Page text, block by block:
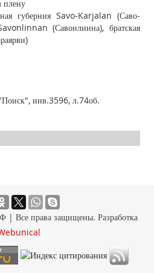
плену
губерния Savo-Karjalan (Саво-
(Савонлинна), братская
инв.3596, л.74об.
Все права защищены. Разработка